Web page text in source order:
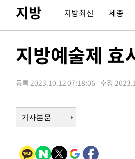
-9250초 전 >
[속보]이 대통령, '호우피
-9213초 전 >[단독]중수청 지원 검사들,
-5490초 전 >SK하이닉스, 용인·청주
-1599초 전 >외국인 심판 성 접대 7경기
-1333초 전 >[속보]코스닥, 2.86포인트
-1286초 전 >
-1266초 전 >[속보]원·달러 환율, 7.7원
29분 전 >[속보]종합특검, '계엄 수용공
지방 지방최신 세종
지방예술제 효
등록 2023.10.12 07:18:06 수정
기사본문